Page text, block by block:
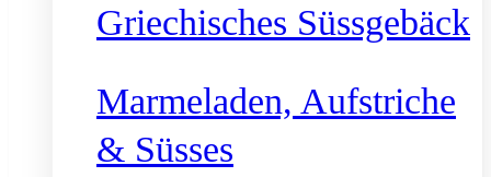
Griechisches Süssgebäck
Marmeladen, Aufstriche
& Süsses